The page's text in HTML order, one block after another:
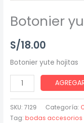
Botonier
S/18.00
Botonier yute hojitas
SKU:7129 Categoría:
Tag:bodas accesorios